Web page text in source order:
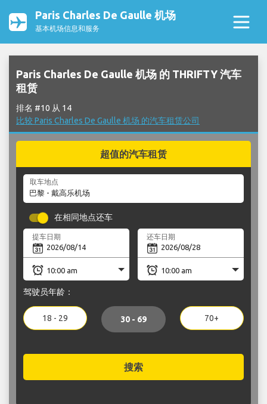
Paris Charles De Gaulle 机场
基本机场信息和服务
Paris Charles De Gaulle 机场 的 THRIFTY 汽车
租赁
排名 #10 从 14
比较 Paris Charles De Gaulle 机场 的汽车租赁公司
超值的汽车租赁
取车地点
在相同地点还车
提车日期 还车日期
驾驶员年龄：
18 - 29 30 - 69 70+
搜索